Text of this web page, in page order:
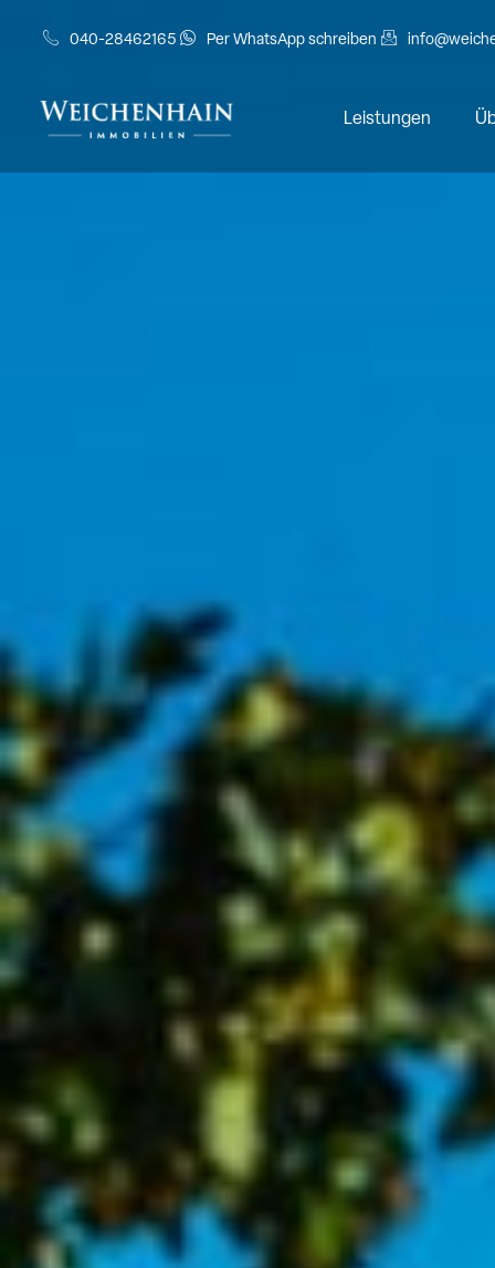
040-28462165 Per WhatsApp schreiben
Leistungen